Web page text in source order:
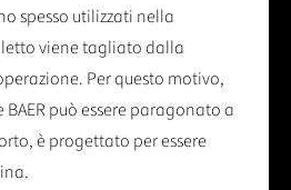
spesso utilizzati nella
viene tagliato dalla
Per questo motivo,
può essere paragonato a
è progettato per essere